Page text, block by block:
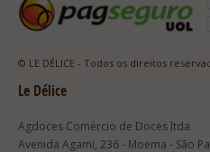
© LE DÉLICE - Todos os direitos
Le Délice
Agdoces Comércio de Doces ltda
Avenida Agami, 236 - Moema - São